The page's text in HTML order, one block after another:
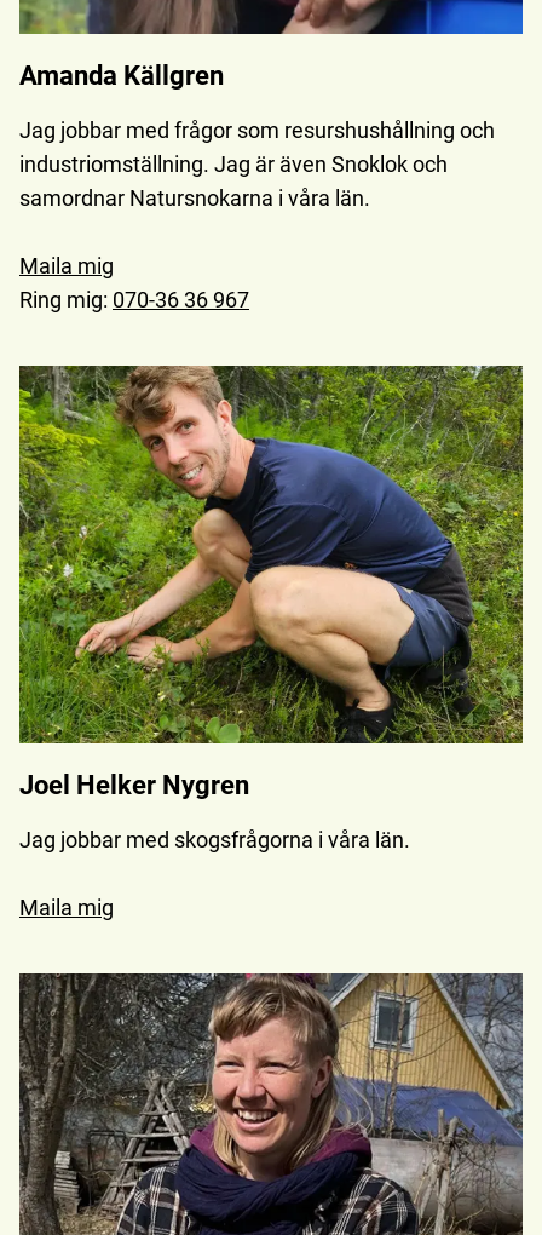
Amanda Källgren
Jag jobbar med frågor som resurshushållning och
industriomställning. Jag är även Snoklok och
samordnar Natursnokarna i våra län.
Maila mig
Ring mig: 070-36 36 967
Joel Helker Nygren
Jag jobbar med skogsfrågorna i våra län.
Maila mig